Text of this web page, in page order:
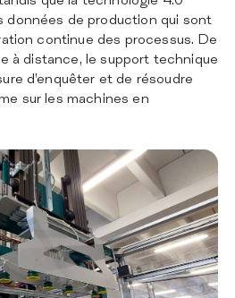
données de production qui sont
continue des processus. De
à distance, le support technique
d’enquêter et de résoudre
sur les machines en